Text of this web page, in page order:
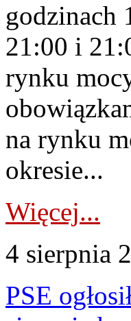
godzinach
21:00 i
rynku
na rynku
okresie...
Więcej...
4 sierpnia
PSE